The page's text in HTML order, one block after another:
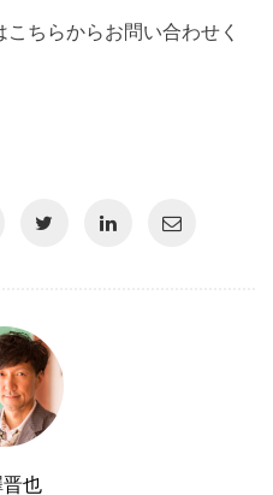
こちらからお問い合わせく
也